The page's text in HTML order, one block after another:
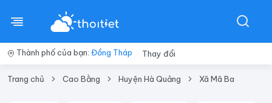
Thành phố của bạn: Đồng Tháp Thay đổi
Trang chủ Cao Bằng Huyện Hà Quảng Xã Mã Ba